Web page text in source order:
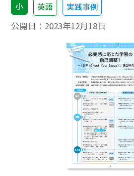
小 英語 実践事例
公開日： 2023年12月18日